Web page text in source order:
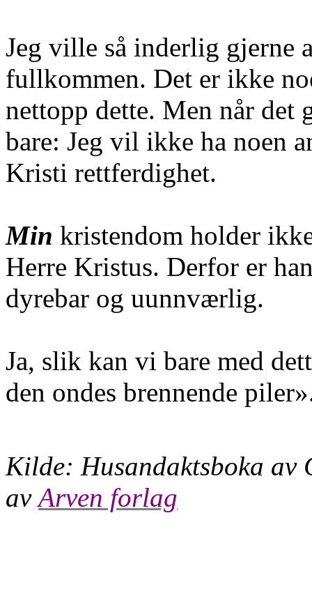
Jeg ville så inderlig gjerne
fullkommen. Det er ikke
nettopp dette. Men når det
bare: Jeg vil ikke ha noen
Kristi rettferdighet.
Min kristendom holder
Herre Kristus. Derfor er
dyrebar og uunnværlig.
Ja, slik kan vi bare med
den ondes brennende
Kilde: Husandaktsboka av
av Arven forlag